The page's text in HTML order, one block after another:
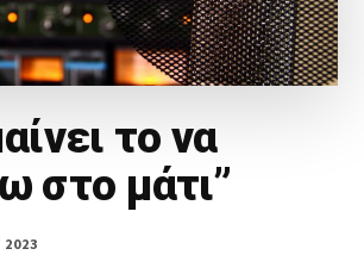
το να
στο μάτι”